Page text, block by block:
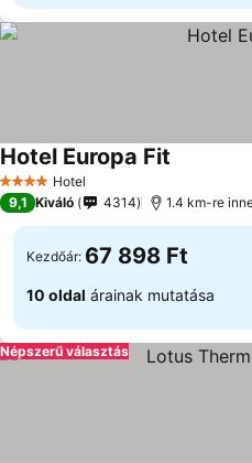
4 KategóriaHotel
Hotel Europa Fit
9,1 Kiváló 4314 1.4 km-re
Kezdőár: 67 898 Ft
10 oldal árainak mutatása
Népszerű választás